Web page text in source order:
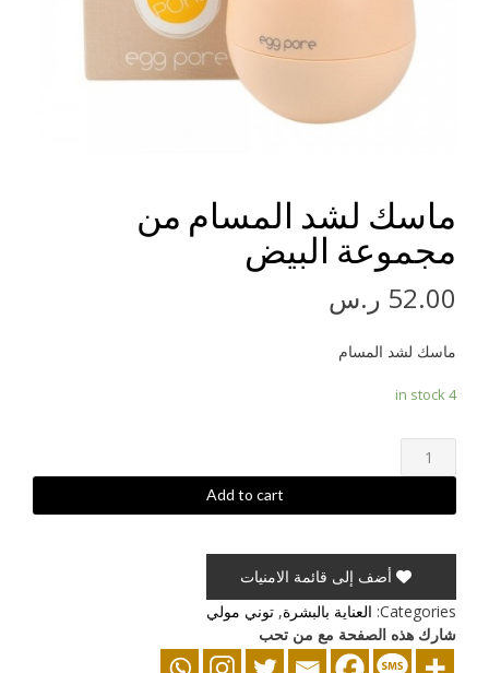
ماسك لشد المسام من
مجموعة البيض
52.00 ر.س
ماسك لشد المسام
4 in stock
ماسك
لشد
من
quantity
Add to cart
أضف إلى قائمة الامنيات
Categories: العناية بالبشرة, توني مولي
شارك هذه الصفحة مع من تحب